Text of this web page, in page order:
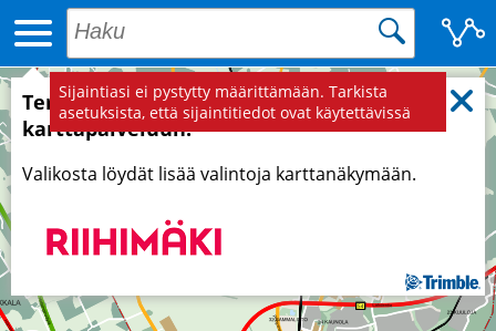
Tervetuloa Riihimäen kaupungin
karttapalveluun!
Valikosta löydät lisää valintoja karttanäkymään.
Sijaintiasi ei pystytty määrittämään. Tarkista
asetuksista, että sijaintitiedot ovat käytettävissä